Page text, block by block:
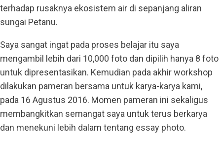
terhadap rusaknya ekosistem air di sepanjang aliran
sungai Petanu.
Saya sangat ingat pada proses belajar itu saya
mengambil lebih dari 10,000 foto dan dipilih hanya 8 foto
untuk dipresentasikan. Kemudian pada akhir workshop
dilakukan pameran bersama untuk karya-karya kami,
pada 16 Agustus 2016. Momen pameran ini sekaligus
membangkitkan semangat saya untuk terus berkarya
dan menekuni lebih dalam tentang essay photo.